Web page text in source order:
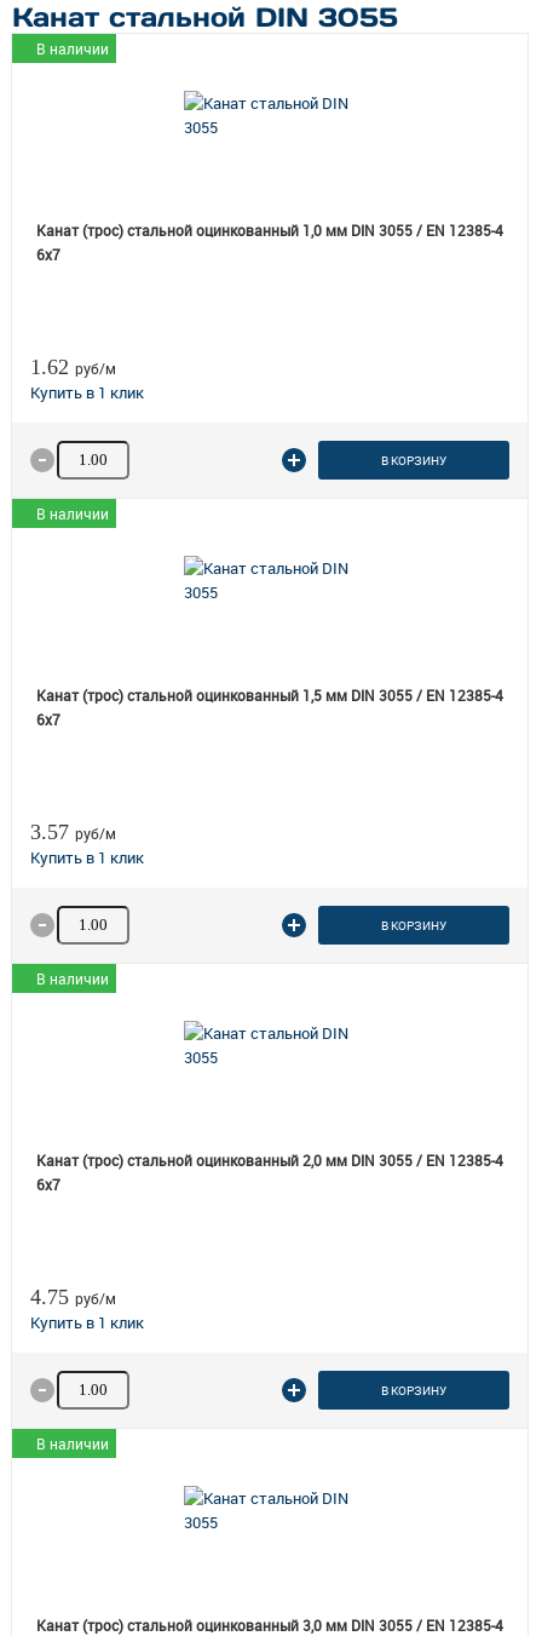
Канат стальной DIN 3055
В наличии
Канат (трос) стальной оцинкованный 1,0 мм DIN 3055 / EN 12385-4
6x7
1.62 руб/м
Количество товара В КОРЗИНУ
В наличии
Канат (трос) стальной оцинкованный 1,5 мм DIN 3055 / EN 12385-4
6x7
3.57 руб/м
Количество товара В КОРЗИНУ
В наличии
Канат (трос) стальной оцинкованный 2,0 мм DIN 3055 / EN 12385-4
6x7
4.75 руб/м
Количество товара В КОРЗИНУ
В наличии
Канат (трос) стальной оцинкованный 3,0 мм DIN 3055 / EN 12385-4